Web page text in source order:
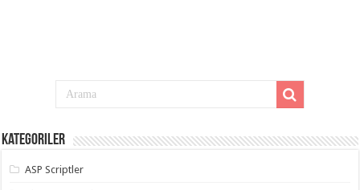
Kategoriler
ASP Scriptler